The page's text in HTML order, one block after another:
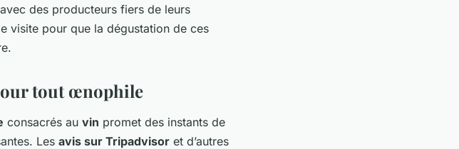
des producteurs fiers de leurs
visite pour que la dégustation de ces
tout œnophile
consacrés au vin promet des instants de
Les avis sur Tripadvisor et d’autres